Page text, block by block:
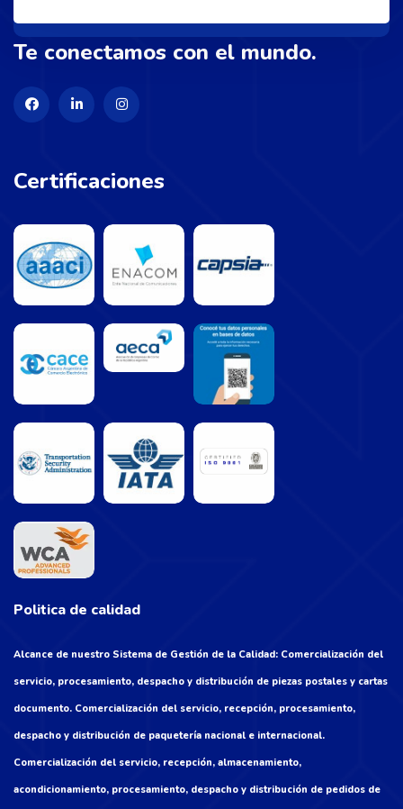
Te conectamos con el mundo.
Certificaciones
Politica de calidad
Alcance de nuestro Sistema de Gestión de la Calidad: Comercialización del
servicio, procesamiento, despacho y distribución de piezas postales y cartas
documento. Comercialización del servicio, recepción, procesamiento,
despacho y distribución de paquetería nacional e internacional.
Comercialización del servicio, recepción, almacenamiento,
acondicionamiento, procesamiento, despacho y distribución de pedidos de